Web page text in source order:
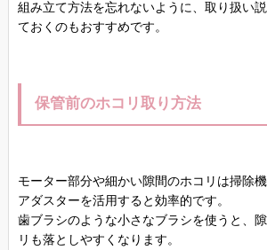
組み立て方法を忘れないように、取り扱い
ておくのもおすすめです。
保管前のホコリ取り方法
モーター部分や細かい隙間のホコリは掃除
アダスターを活用すると効率的です。
歯ブラシのような小さなブラシを使うと、
リも落としやすくなります。